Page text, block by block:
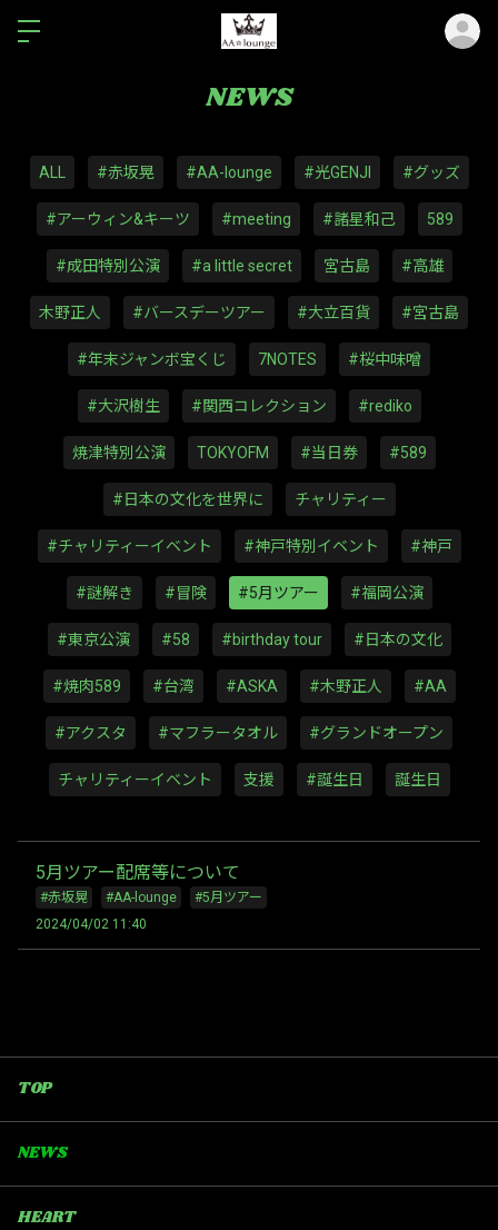
NEWS
ALL #赤坂晃 #AA-lounge #光GENJI #グッズ
#アーウィン&キーツ #meeting #諸星和己 589
#成田特別公演 #a little secret 宮古島 #高雄
木野正人 #バースデーツアー #大立百貨 #宮古島
#年末ジャンボ宝くじ 7NOTES #桜中味噌
#大沢樹生 #関西コレクション #rediko
焼津特別公演 TOKYOFM #当日券 #589
#日本の文化を世界に チャリティー
#チャリティーイベント #神戸特別イベント #神戸
#謎解き #冒険 #5月ツアー #福岡公演
#東京公演 #58 #birthday tour #日本の文化
#焼肉589 #台湾 #ASKA #木野正人 #AA
#アクスタ #マフラータオル #グランドオープン
チャリティーイベント 支援 #誕生日 誕生日
5月ツアー配席等について
#赤坂晃 #AA-lounge
#5月ツアー
2024/04/02 11:40
TOP
NEWS
HEART